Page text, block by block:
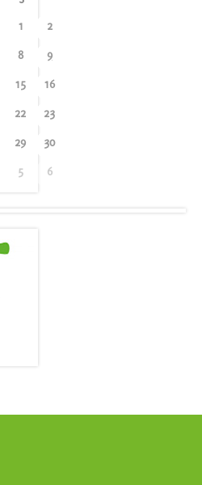
1 2
8 9
15 16
22 23
29 30
5 6